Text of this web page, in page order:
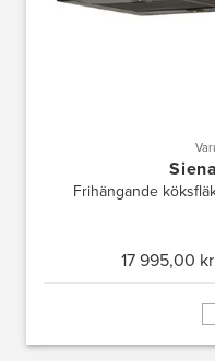
Frihängande
17 995,00 kr